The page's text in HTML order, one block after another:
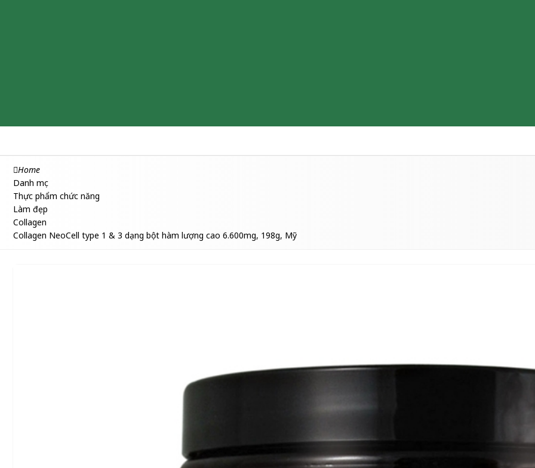
Home
Danh mục
Thực phẩm chức năng
Làm đẹp
Collagen
Collagen NeoCell type 1 & 3 dạng bột hàm lượng cao 6.600mg, 198g, Mỹ